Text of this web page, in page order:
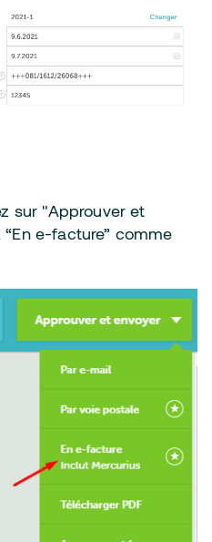
sur "Approuver et
e-facture” comme